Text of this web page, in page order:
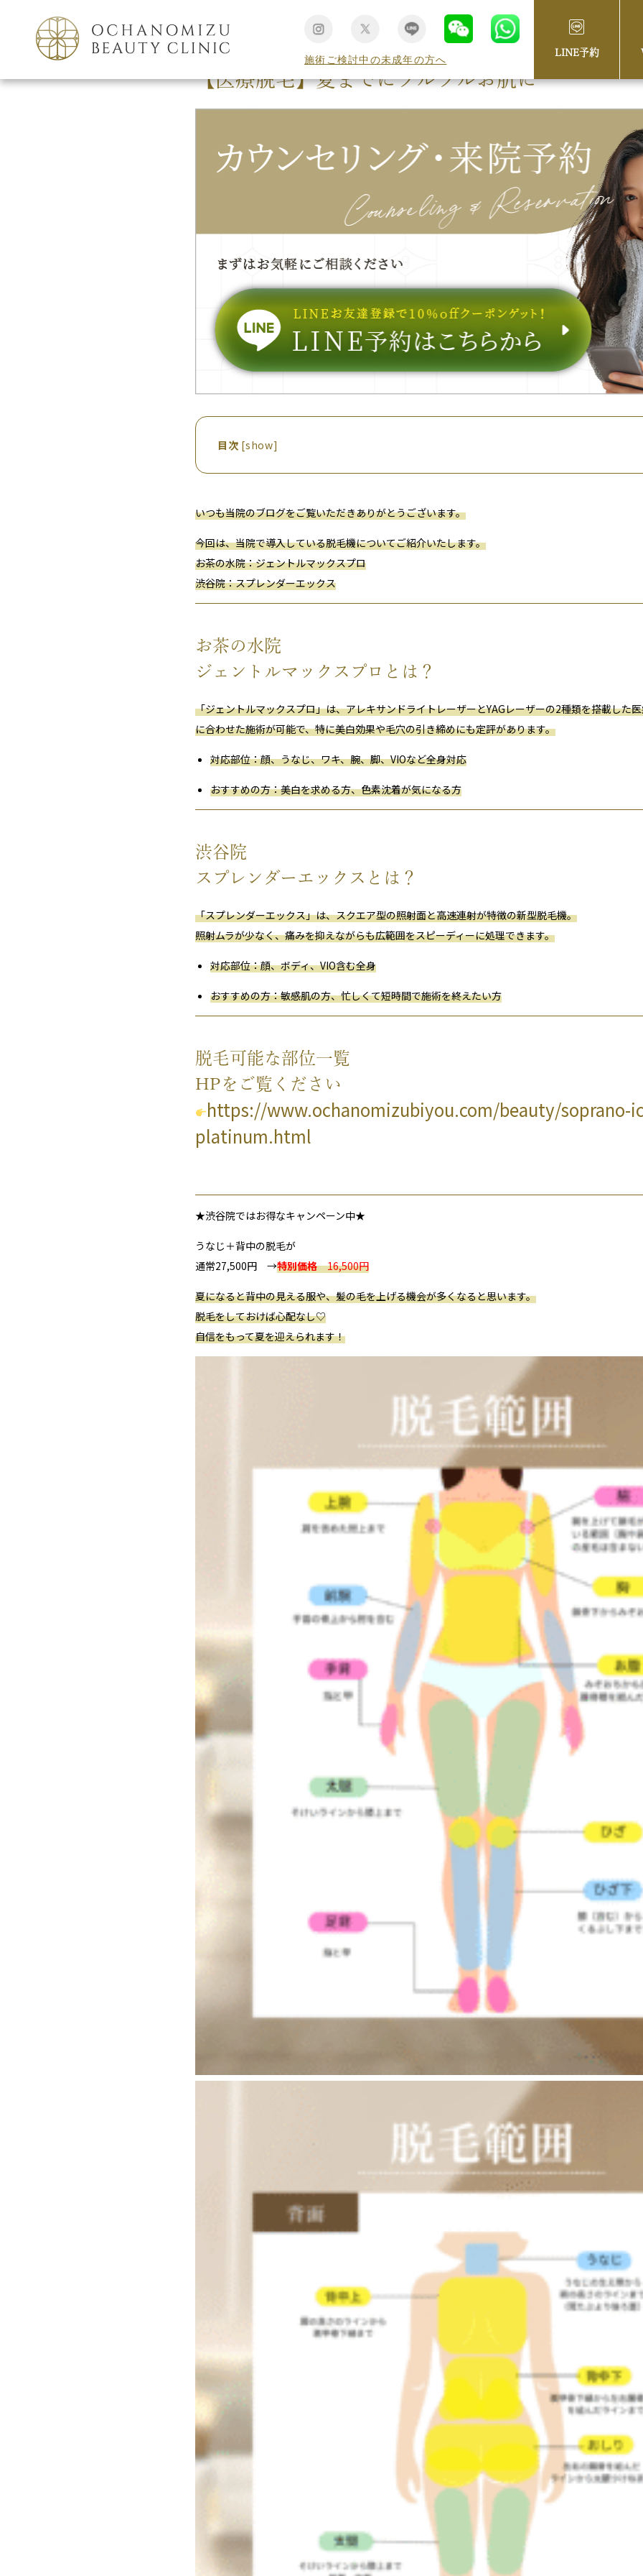
施術ご検討中の未成年の方へ
LINE予約
TOP 美容コラム
【医療脱毛】夏までにツルツルお肌に
目次 [show]
いつも当院のブログをご覧いただきありがとうございます。
今回は、当院で導入している脱毛機についてご紹介いたします。
お茶の水院：ジェントルマックスプロ
渋谷院：スプレンダーエックス
お茶の水 院
ジェン トルマックス プロ と は？
「ジェントルマックスプロ」は、アレキサンドライトレーザーとYAGレーザーの2種類を搭載した
に合わせた施術が可能で、特に美白効果や毛穴の引き締めにも定評があります。
対応部位：顔、うなじ、ワキ、腕、脚、VIOなど全身対応
おすすめの方：美白を求める方、色素沈着が気になる方
渋谷 院
ス プレン ダー エックス と は？
「スプレンダーエックス」は、スクエア型の照射面と高速連射が特徴の新型脱毛機。
照射ムラが少なく、痛みを抑えながらも広範囲をスピーディーに処理できます。
対応部位：顔、ボディ、VIO含む全身
おすすめの方：敏感肌の方、忙しくて短時間で施術を終えたい方
脱毛 可能な部位一覧
HPをご覧ください
https://www.ochanomizubiyou.com/beauty/soprano-
platinum.html
★渋谷院ではお得なキャンペーン中★
うなじ＋背中の脱毛が
通常27,500円 →特別価格16,500円
夏になると背中の見える服や、髪の毛を上げる機会が多くなると思います。
脱毛をしておけば心配なし♡
自信をもって夏を迎えられます！